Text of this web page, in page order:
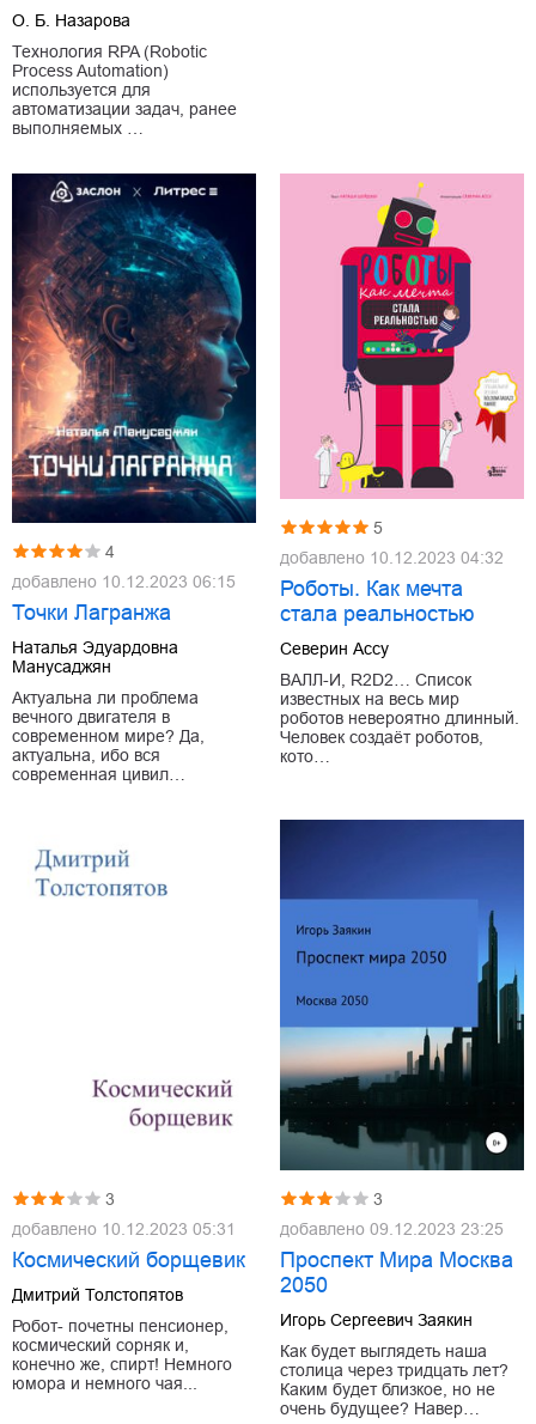
О. Б. Назарова
Технология RPA (Robotic
Process Automation)
используется для
автоматизации задач, ранее
выполняемых …
4
добавлено 10.12.2023 06:15
Точки Лагранжа
Наталья Эдуардовна
Манусаджян
Актуальна ли проблема
вечного двигателя в
современном мире? Да,
актуальна, ибо вся
современная цивил…
5
добавлено 10.12.2023 04:32
Роботы. Как мечта
стала реальностью
Северин Ассу
ВАЛЛ-И, R2D2… Список
известных на весь мир
роботов невероятно длинный.
Человек создаёт роботов,
кото…
3
добавлено 10.12.2023 05:31
Космический борщевик
Дмитрий Толстопятов
Робот- почетны пенсионер,
космический сорняк и,
конечно же, спирт! Немного
юмора и немного чая...
3
добавлено 09.12.2023 23:25
Проспект Мира Москва
2050
Игорь Сергеевич Заякин
Как будет выглядеть наша
столица через тридцать лет?
Каким будет близкое, но не
очень будущее? Навер…